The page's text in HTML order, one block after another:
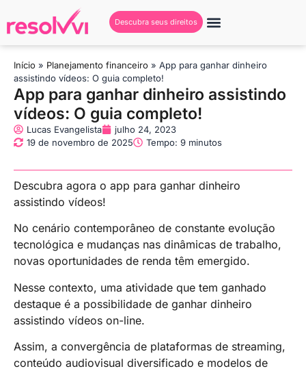
Descubra seus direitos
Início » Planejamento financeiro » App para ganhar dinheiro
assistindo vídeos: O guia completo!
App para ganhar dinheiro assistindo
vídeos: O guia completo!
Lucas Evangelista
julho 24, 2023
19 de novembro de 2025
Tempo: 9 minutos
Descubra agora o app para ganhar dinheiro
assistindo vídeos!
No cenário contemporâneo de constante evolução
tecnológica e mudanças nas dinâmicas de trabalho,
novas oportunidades de renda têm emergido.
Nesse contexto, uma atividade que tem ganhado
destaque é a possibilidade de ganhar dinheiro
assistindo vídeos on-line.
Assim, a convergência de plataformas de streaming,
conteúdo audiovisual diversificado e modelos de